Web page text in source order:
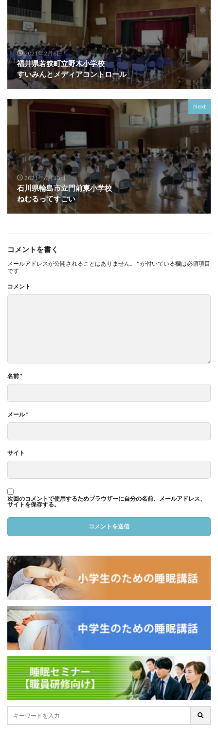
2021年2月6日
福井県若狭町立野木小学校
すいみんとメディアコントロール
Next
2021年6月10日
石川県輪島市立門前東小学校
ねむるってすごい
コメントを書く
メールアドレスが公開されることはありません。 *が付いている欄は必須項目
です
コメント
名前*
メール*
サイト
次回のコメントで使用するためブラウザーに自分の名前、メールアドレス、
サイトを保存する。